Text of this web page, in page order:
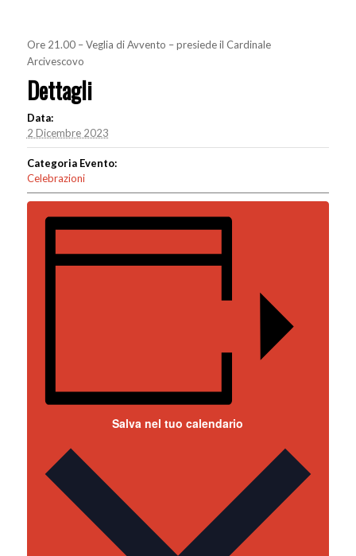
Ore 21.00 – Veglia di Avvento – presiede il Cardinale
Arcivescovo
Dettagli
Data:
2 Dicembre 2023
Categoria Evento:
Celebrazioni
Salva nel tuo calendario